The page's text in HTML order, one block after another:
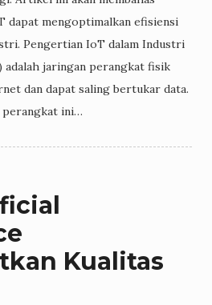
dapat mengoptimalkan efisiensi
Pengertian IoT dalam Industri
jaringan perangkat fisik
dan dapat saling bertukar data.
perangkat ini…
Kualitas